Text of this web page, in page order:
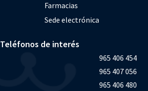
Farmacias
Sede electrónica
Teléfonos de interés
965 406 454
965 407 056
965 406 480